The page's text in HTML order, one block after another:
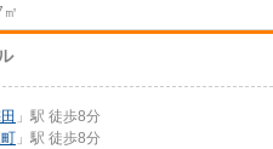
」駅 徒歩8分
」駅 徒歩8分